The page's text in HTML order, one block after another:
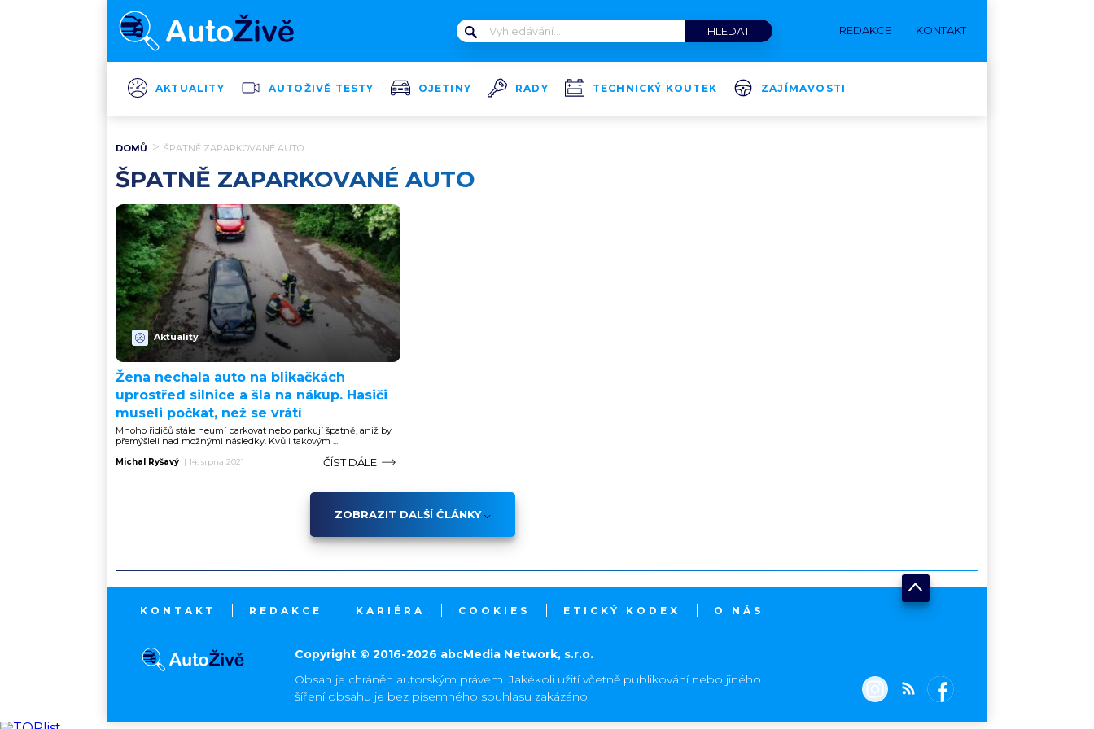
REDAKCE KONTAKT
AKTUALITY AUTOŽIVĚ TESTY OJETINY RADY TECHNICKÝ KOUTEK ZAJÍMAVOSTI
DOMŮ ŠPATNĚ ZAPARKOVANÉ AUTO
ŠPATNĚ ZAPARKOVANÉ AUTO
Aktuality
Žena nechala auto na blikačkách
uprostřed silnice a šla na nákup. Hasiči
museli počkat, než se vrátí
Mnoho řidičů stále neumí parkovat nebo parkují špatně, aniž by
přemýšleli nad možnými následky. Kvůli takovým ...
Michal Ryšavý | 14. srpna 2021 ČÍST DÁLE
ZOBRAZIT DALŠÍ ČLÁNKY
KONTAKT REDAKCE KARIÉRA COOKIES ETICKÝ KODEX O NÁS
Copyright © 2016-2026 abcMedia Network, s.r.o.
Obsah je chráněn autorským právem. Jakékoli užití včetně publikování nebo jiného
šíření obsahu je bez písemného souhlasu zakázáno.